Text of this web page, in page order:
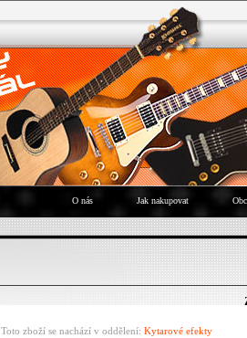
O nás Jak nakupovat
Toto zboží se nachází v oddělení: Kytarové efekty